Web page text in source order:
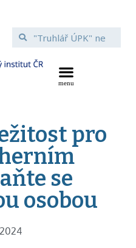
pro
se
osobou